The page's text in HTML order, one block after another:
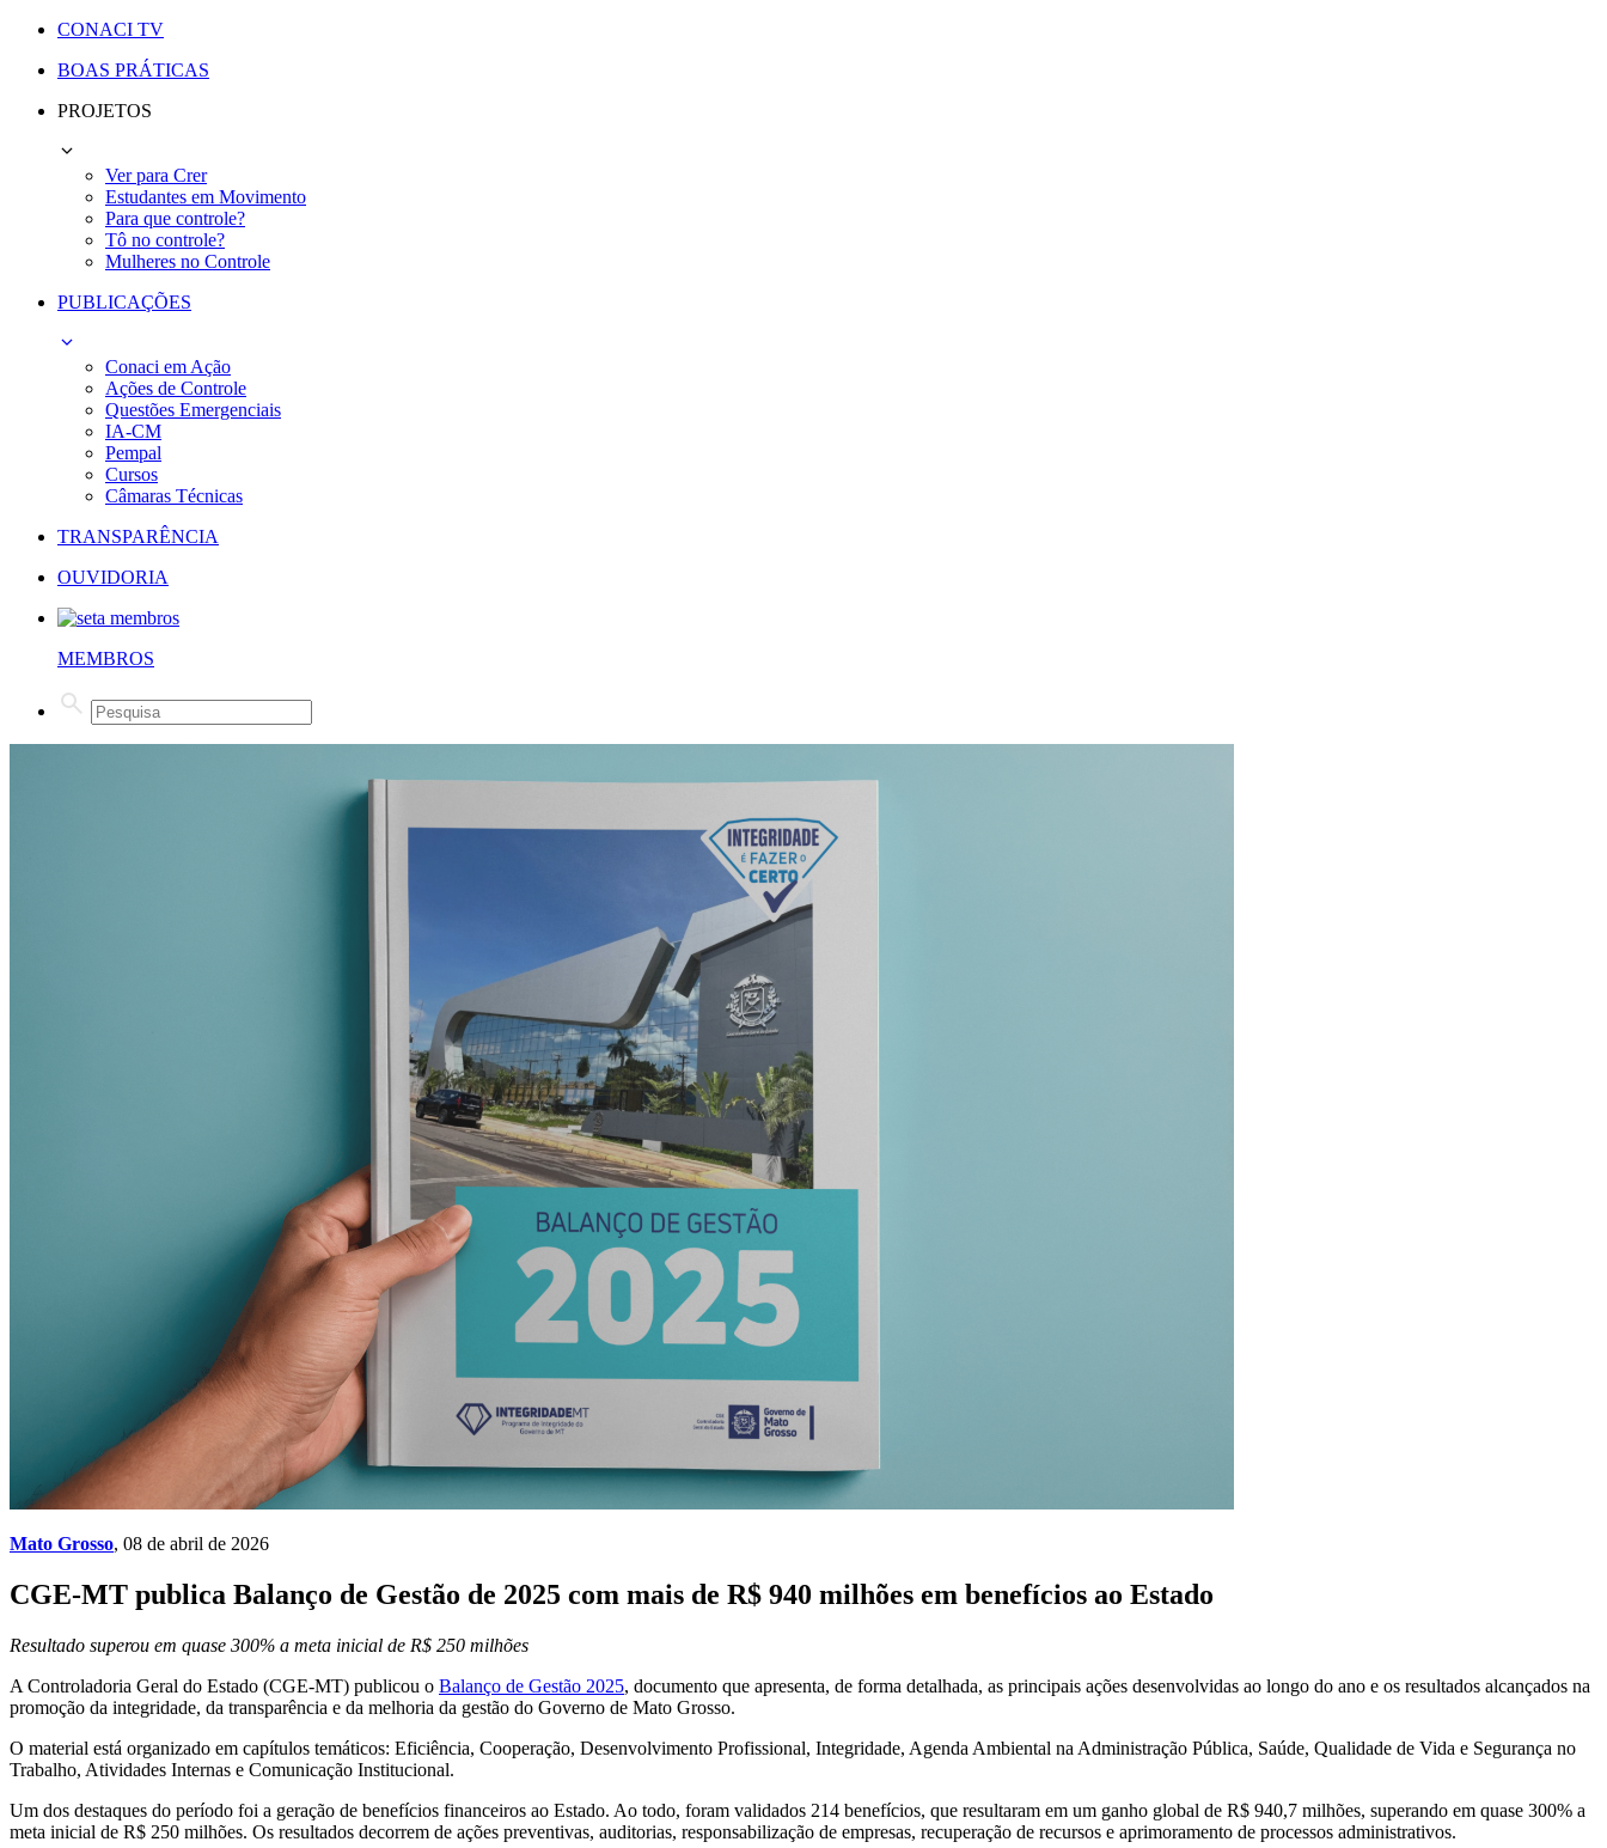
CONACI TV
BOAS PRÁTICAS
PROJETOS
Ver para Crer
Estudantes em Movimento
Para que controle?
Tô no controle?
Mulheres no Controle
PUBLICAÇÕES
Conaci em Ação
Ações de Controle
Questões Emergenciais
IA-CM
Pempal
Cursos
Câmaras Técnicas
TRANSPARÊNCIA
OUVIDORIA
MEMBROS
Mato Grosso, 08 de abril de 2026
CGE-MT publica Balanço de Gestão de 2025 com mais de R$ 940 milhões em benefícios ao Estado
Resultado superou em quase 300% a meta inicial de R$ 250 milhões
A Controladoria Geral do Estado (CGE-MT) publicou o Balanço de Gestão 2025, documento que apresenta, de forma detalhada, as principais ações desenvolvidas ao longo do ano e os resultados alcançados na
promoção da integridade, da transparência e da melhoria da gestão do Governo de Mato Grosso.
O material está organizado em capítulos temáticos: Eficiência, Cooperação, Desenvolvimento Profissional, Integridade, Agenda Ambiental na Administração Pública, Saúde, Qualidade de Vida e Segurança no
Trabalho, Atividades Internas e Comunicação Institucional.
Um dos destaques do período foi a geração de benefícios financeiros ao Estado. Ao todo, foram validados 214 benefícios, que resultaram em um ganho global de R$ 940,7 milhões, superando em quase 300% a
meta inicial de R$ 250 milhões. Os resultados decorrem de ações preventivas, auditorias, responsabilização de empresas, recuperação de recursos e aprimoramento de processos administrativos.